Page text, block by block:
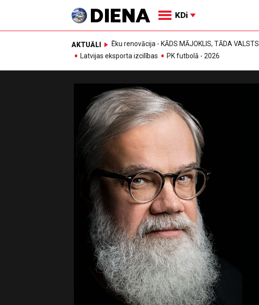
KDi
AKTUĀLI Ēku renovācija - KĀDS MĀJOKLIS, TĀDA VALSTS
Latvijas eksporta izcilības
PK futbolā - 2026